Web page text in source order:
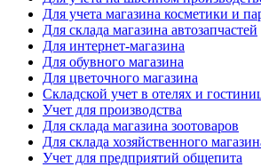
Для учета магазина косметики и
Для склада магазина автозапчастей
Для интернет-магазина
Для обувного магазина
Для цветочного магазина
Складской учет в отелях и
Учет для производства
Для склада магазина зоотоваров
Для склада хозяйственного
Учет для предприятий общепита